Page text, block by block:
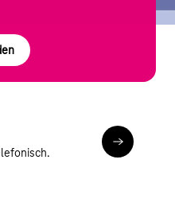
Mehr zum